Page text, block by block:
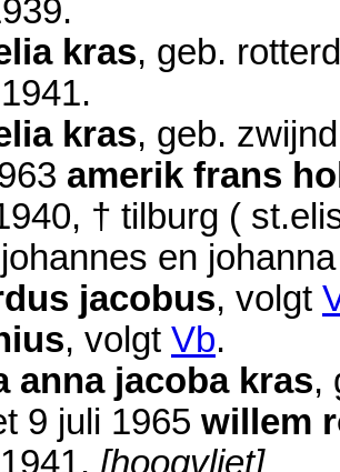
.
kras, geb.
.
kras, geb.
amerik frans
, † tilburg (
en
jacobus, volgt
, volgt Vb.
anna jacoba kras,
9 juli 1965 willem
. [hoogvliet]